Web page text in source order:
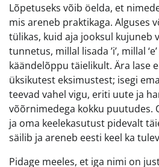
Lõpetuseks võib öelda, et
mis areneb praktikaga. Alguses
tülikas, kuid aja jooksul kujuneb
tunnetus, millal lisada ’i’, millal
käändelõppu täielikult. Ära lase
üksikutest eksimustest; isegi
teevad vahel vigu, eriti uute ja
võõrnimedega kokku puutudes.
ja oma keelekasutust pidevalt
säilib ja areneb eesti keel ka
Pidage meeles, et iga nimi on